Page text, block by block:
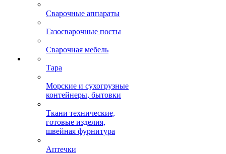
Сварочные аппараты
Газосварочные посты
Сварочная мебель
Тара
Морские и сухогрузные
контейнеры, бытовки
Ткани технические,
готовые изделия,
швейная фурнитура
Аптечки